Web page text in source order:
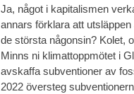
Ja, något i kapitalismen
annars förklara att
de största någonsin? Kolet,
Minns ni klimattoppmötet i
avskaffa subventioner av
2022 översteg